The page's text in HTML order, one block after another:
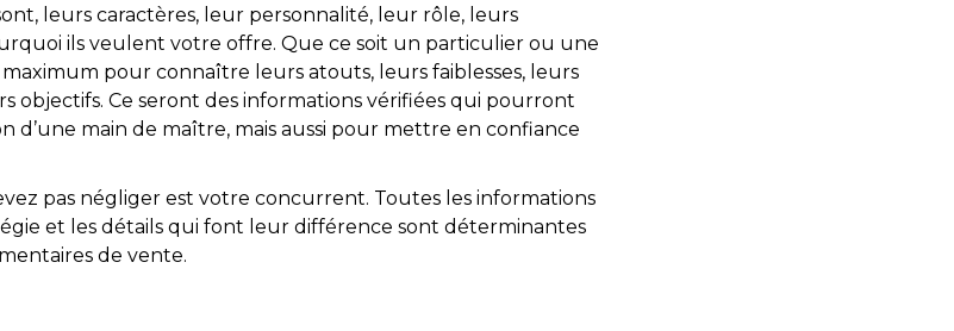
leurs caractères, leur personnalité, leur rôle, leurs
ils veulent votre offre. Que ce soit un particulier ou une
maximum pour connaître leurs atouts, leurs faiblesses, leurs
objectifs. Ce seront des informations vérifiées qui pourront
d’une main de maître, mais aussi pour mettre en confiance
pas négliger est votre concurrent. Toutes les informations
et les détails qui font leur différence sont déterminantes
de vente.